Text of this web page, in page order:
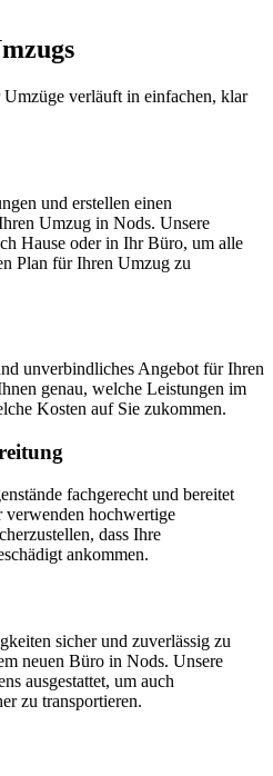
verläuft in einfachen, klar
und erstellen einen
Umzug in Nods. Unsere
Hause oder in Ihr Büro, um alle
Plan für Ihren Umzug zu
unverbindliches Angebot für Ihren
genau, welche Leistungen im
Kosten auf Sie zukommen.
fachgerecht und bereitet
verwenden hochwertige
dass Ihre
ankommen.
sicher und zuverlässig zu
neuen Büro in Nods. Unsere
ausgestattet, um auch
zu transportieren.